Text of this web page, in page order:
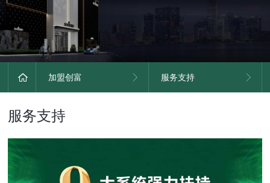
加盟创富 服务支持
服务支持